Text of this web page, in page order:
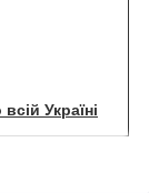
Україні